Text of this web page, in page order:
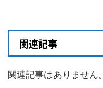
関連記事
関連記事はありません。